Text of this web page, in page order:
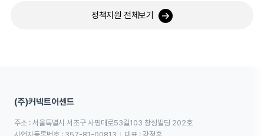
정책지원 전체보기
(주)커넥트어센드
주소 : 서울특별시 서초구 사평대로53길103 창성빌딩 202호